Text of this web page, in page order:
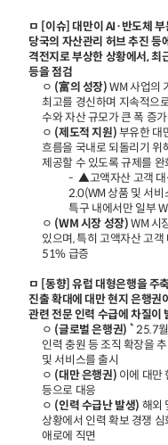
ㅁ [이슈] 대만이 AI·반도체
당국의 자산관리 허브 추진 등
격전지로 부상한 상황에서, 최
등을 점검
ㅇ (富의 성장)WM 사업의
최고를 경신하며 지속적으
수와 자산 규모가 큰 폭 증가
ㅇ (제도적 지원)부유한 대
흐름을 국내로 되돌리기 위
제공할 수 있도록 규제를 완
- ▲고액자산 고객 대
2.0(WM 상품 및 서
특구 내에서만 일부
ㅇ (WM 시장 성장)WM 시
있으며, 특히 고액자산 고
51% 급증
ㅁ [동향] 유럽 대형은행을 주
진출 확대에 대만 현지 은행권
관련 전문 인력 수급에 차질이
ㅇ (글로벌 은행권) `25.7
인력 충원 등 조직 확장을
및 서비스를 출시
ㅇ (대만 은행권) 이에 대만
등으로 대응
ㅇ (인력 수급난 발생) 해외
상황에서 인력 확보 경쟁
애로에 직면